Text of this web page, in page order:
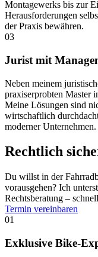
Montagewerks bis zur
Herausforderungen
der Praxis bewähren.
03
Jurist mit
Neben meinem
praxiserprobten Master
Meine Lösungen sind
wirtschaftlich
moderner Unternehmen.
Rechtlich
Du willst in der
vorausgehen? Ich
Rechtsberatung –
Termin vereinbaren
01
Exklusive Bike-